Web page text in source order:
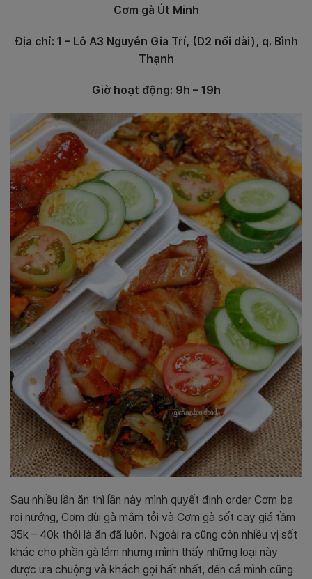
Cơm gà Út Minh
Địa chỉ: 1 – Lô A3 Nguyễn Gia Trí, (D2 nối dài), q. Bình
Thạnh
Giờ hoạt động: 9h – 19h
Sau nhiều lần ăn thì lần này mình quyết định order Cơm ba
rọi nướng, Cơm đùi gà mắm tỏi và Cơm gà sốt cay giá tầm
35k – 40k thôi là ăn đã luôn. Ngoài ra cũng còn nhiều vị sốt
khác cho phần gà lắm nhưng mình thấy những loại này
được ưa chuộng và khách gọi hất nhất, đến cả mình cũng